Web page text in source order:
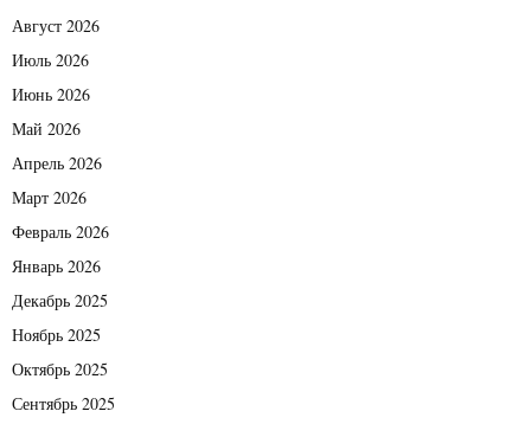
Август 2026
Июль 2026
Июнь 2026
Май 2026
Апрель 2026
Март 2026
Февраль 2026
Январь 2026
Декабрь 2025
Ноябрь 2025
Октябрь 2025
Сентябрь 2025